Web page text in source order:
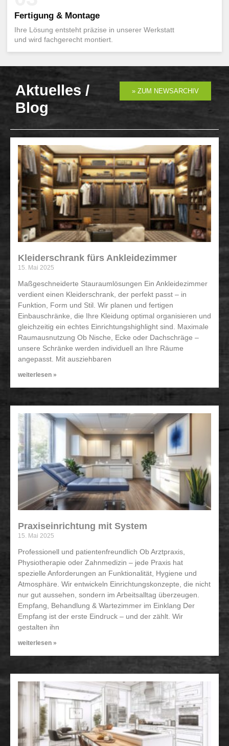
Fertigung & Montage
Ihre Lösung entsteht präzise in unserer Werkstatt
und wird fachgerecht montiert.
Aktuelles /
Blog
» ZUM NEWSARCHIV
Kleiderschrank fürs Ankleidezimmer
15. Mai 2025
Maßgeschneiderte Stauraumlösungen Ein Ankleidezimmer
verdient einen Kleiderschrank, der perfekt passt – in
Funktion, Form und Stil. Wir planen und fertigen
Einbauschränke, die Ihre Kleidung optimal organisieren und
gleichzeitig ein echtes Einrichtungshighlight sind. Maximale
Raumausnutzung Ob Nische, Ecke oder Dachschräge –
unsere Schränke werden individuell an Ihre Räume
angepasst. Mit ausziehbaren
weiterlesen »
Praxiseinrichtung mit System
15. Mai 2025
Professionell und patientenfreundlich Ob Arztpraxis,
Physiotherapie oder Zahnmedizin – jede Praxis hat
spezielle Anforderungen an Funktionalität, Hygiene und
Atmosphäre. Wir entwickeln Einrichtungskonzepte, die nicht
nur gut aussehen, sondern im Arbeitsalltag überzeugen.
Empfang, Behandlung & Wartezimmer im Einklang Der
Empfang ist der erste Eindruck – und der zählt. Wir
gestalten ihn
weiterlesen »